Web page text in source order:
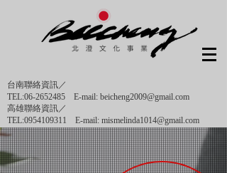
台南聯絡資訊／
TEL:06-2652485 E-mail: beicheng2009@gmail.com
高雄聯絡資訊／
TEL:0954109311 E-mail: mismelinda1014@gmail.com